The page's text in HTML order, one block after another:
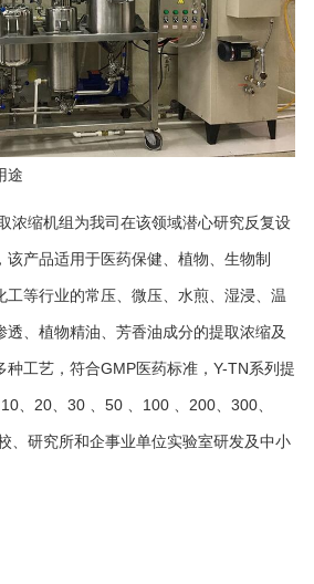
途
浓缩机组为我司在该领域潜心研究反复设
产品适用于医药保健、植物、生物制
工等行业的常压、微压、水煎、湿浸、温
透、植物精油、芳香油成分的提取浓缩及
种工艺，符合GMP医药标准，Y-TN系列提
、20、30 、50 、100 、200、300、
、研究所和企事业单位实验室研发及中小